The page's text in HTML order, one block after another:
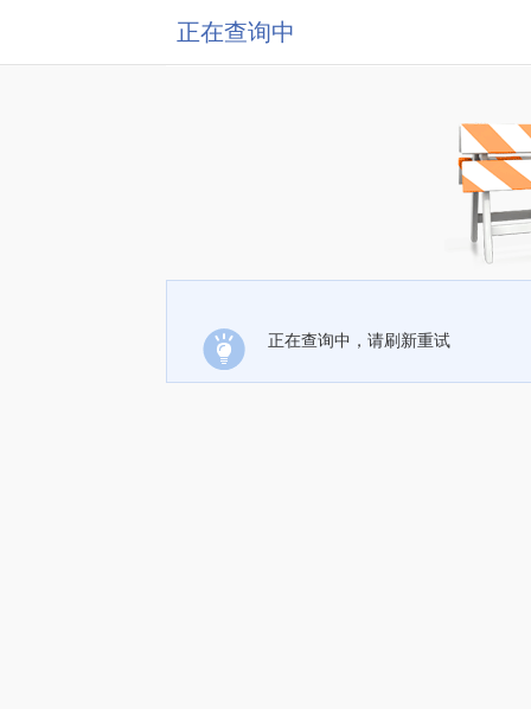
正在查询中
正在查询中，请刷新重试